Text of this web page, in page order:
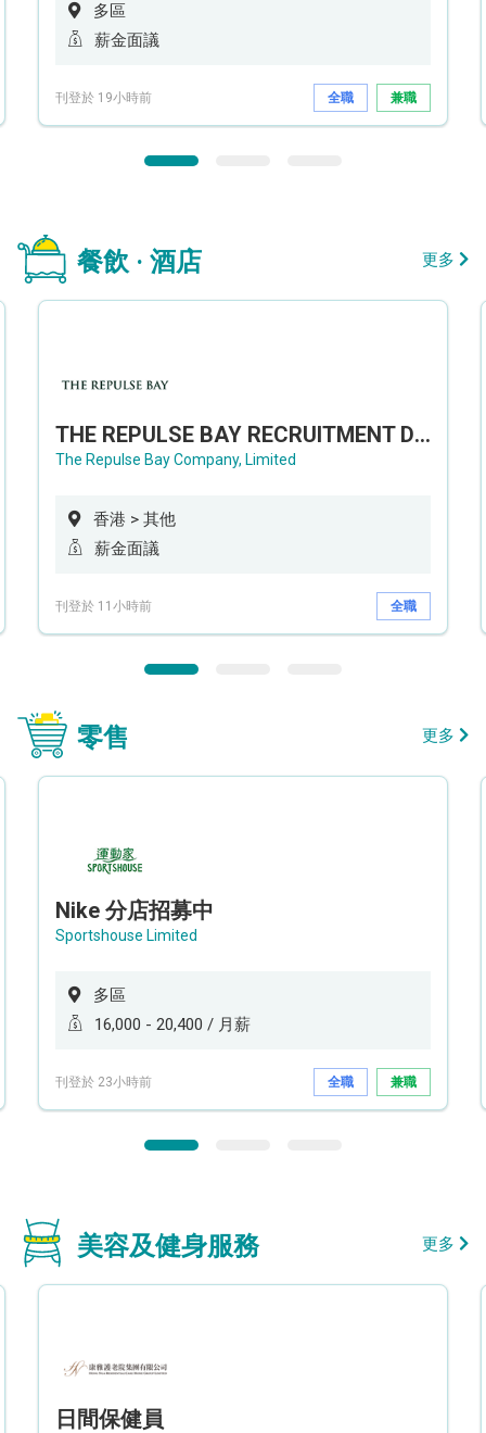
多區
薪金面議
刊登於 19小時前 全職 兼職
餐飲 · 酒店 更多
THE REPULSE BAY RECRUITMENT DAY 淺水灣影灣園人才招聘會
The Repulse Bay Company, Limited
香港 > 其他
薪金面議
刊登於 11小時前 全職
零售 更多
Nike 分店招募中
Sportshouse Limited
多區
16,000 - 20,400 / 月薪
刊登於 23小時前 全職 兼職
美容及健身服務 更多
日間保健員